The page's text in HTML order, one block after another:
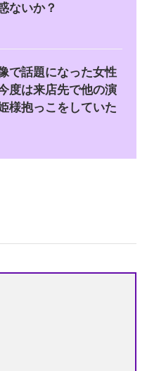
ないか？
で話題になった女性
度は来店先で他の演
様抱っこをしていた